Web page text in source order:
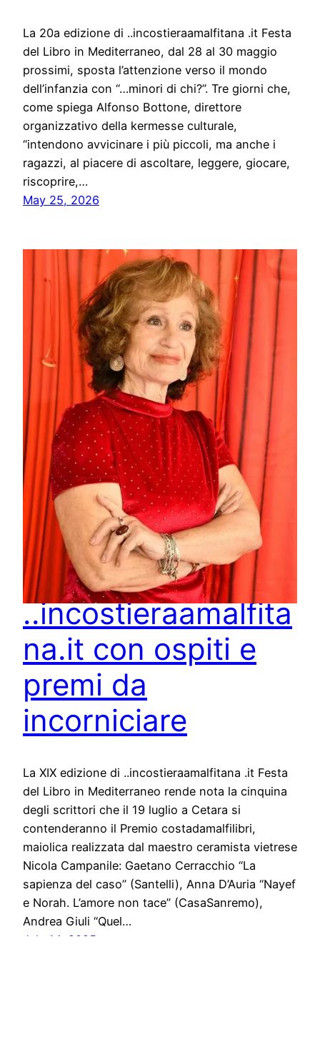
La 20a edizione di ..incostieraamalfitana .it Festa
del Libro in Mediterraneo, dal 28 al 30 maggio
prossimi, sposta l’attenzione verso il mondo
dell’infanzia con “…minori di chi?”. Tre giorni che,
come spiega Alfonso Bottone, direttore
organizzativo della kermesse culturale,
“intendono avvicinare i più piccoli, ma anche i
ragazzi, al piacere di ascoltare, leggere, giocare,
riscoprire,…
May 25, 2026
Sta per chiudersi
..incostieraamalfita
na.it con ospiti e
premi da
incorniciare
La XIX edizione di ..incostieraamalfitana .it Festa
del Libro in Mediterraneo rende nota la cinquina
degli scrittori che il 19 luglio a Cetara si
contenderanno il Premio costadamalfilibri,
maiolica realizzata dal maestro ceramista vietrese
Nicola Campanile: Gaetano Cerracchio “La
sapienza del caso” (Santelli), Anna D’Auria “Nayef
e Norah. L’amore non tace” (CasaSanremo),
Andrea Giuli “Quel…
July 14, 2025